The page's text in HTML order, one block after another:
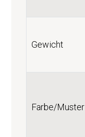
Gewicht
Farbe/Muster